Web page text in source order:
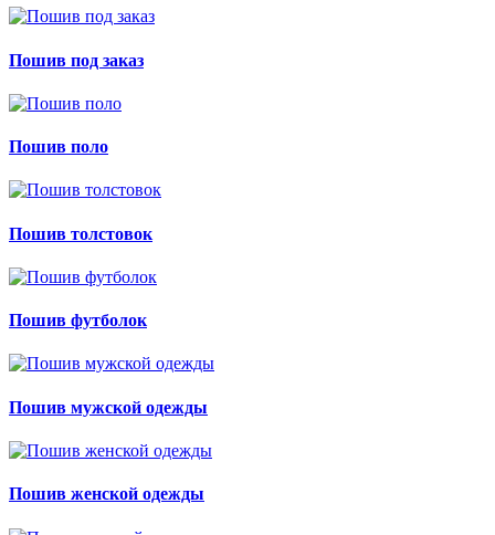
Пошив под заказ
Пошив поло
Пошив толстовок
Пошив футболок
Пошив мужской одежды
Пошив женской одежды